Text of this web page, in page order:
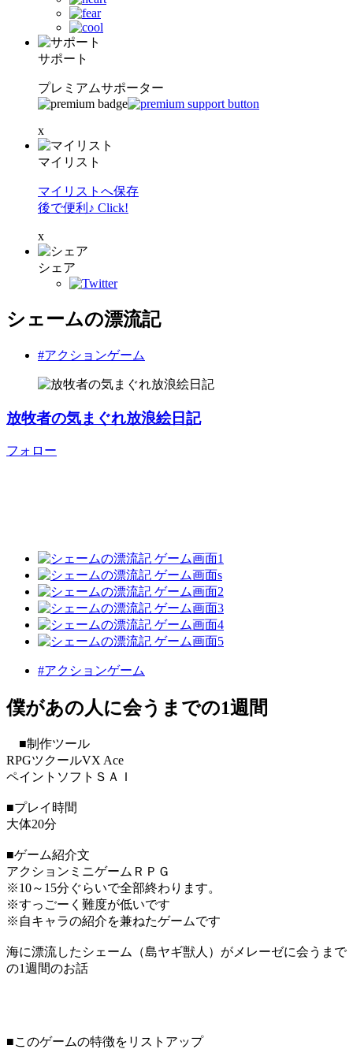
サポート
プレミアムサポーター
x
マイリスト
マイリストへ保存
後で便利♪ Click!
x
シェア
シェームの漂流記
#アクションゲーム
放牧者の気まぐれ放浪絵日記
フォロー
#アクションゲーム
僕があの人に会うまでの1週間
■制作ツール
RPGツクールVX Ace
ペイントソフトＳＡＩ
■プレイ時間
大体20分
■ゲーム紹介文
アクションミニゲームＲＰＧ
※10～15分ぐらいで全部終わります。
※すっごーく難度が低いです
※自キャラの紹介を兼ねたゲームです
海に漂流したシェーム（島ヤギ獣人）がメレーゼに会うまで
の1週間のお話
■このゲームの特徴をリストアップ